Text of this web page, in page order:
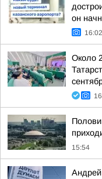
он
16:02
Около
15:54